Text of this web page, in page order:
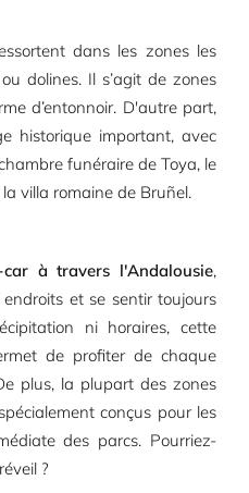
dans les zones les
dolines. Il s’agit de zones
d’entonnoir. D'autre part,
historique important, avec
funéraire de Toya, le
villa romaine de Bruñel.
à travers l'Andalousie,
et se sentir toujours
ni horaires, cette
de profiter de chaque
plus, la plupart des zones
conçus pour les
des parcs. Pourriez-
?